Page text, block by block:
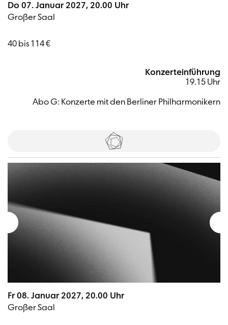
Do 07. Januar 2027, 20.00 Uhr
Großer Saal
40 bis 114 €
Konzerteinführung
19.15 Uhr
Abo G: Konzerte mit den Berliner Philharmonikern
Tickets
Fr 08. Januar 2027, 20.00 Uhr
Großer Saal